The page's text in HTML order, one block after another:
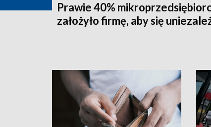
Prawie 40%
założyło firmę, aby się